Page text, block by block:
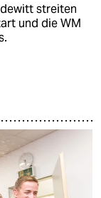
streiten
und die WM